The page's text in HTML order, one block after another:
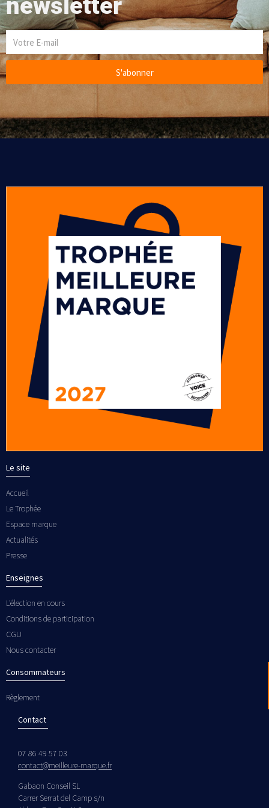
newsletter
S'abonner
Le site
Accueil
Le Trophée
Espace marque
Actualités
Presse
Enseignes
L'élection en cours
Conditions de participation
CGU
Nous contacter
Consommateurs
Règlement
Contact
07 86 49 57 03
contact@meilleure-marque.fr
Gabaon Conseil SL
Carrer Serrat del Camp s/n